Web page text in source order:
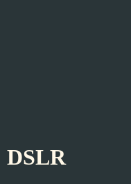
DSLR